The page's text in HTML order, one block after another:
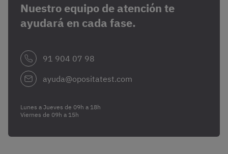
Nuestro equipo de atención te
ayudará en cada fase.
91 904 07 98
ayuda@opositatest.com
Lunes a Jueves de 09h a 18h
Viernes de 09h a 15h